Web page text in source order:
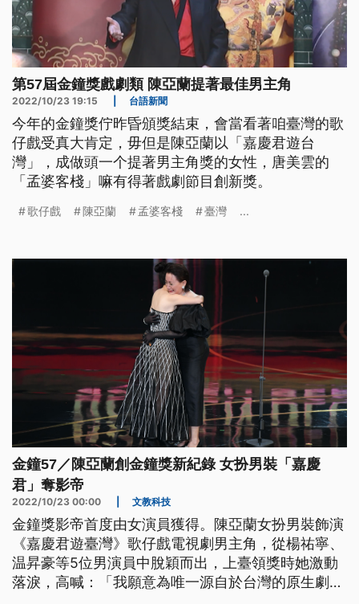
第57屆金鐘獎戲劇類 陳亞蘭提著最佳男主角
2022/10/23 19:15 台語新聞
今年的金鐘獎佇昨昏頒獎結束，會當看著咱臺灣的歌
仔戲受真大肯定，毋但是陳亞蘭以「嘉慶君遊台
灣」，成做頭一个提著男主角獎的女性，唐美雲的
「孟婆客棧」嘛有得著戲劇節目創新獎。
歌仔戲 陳亞蘭 孟婆客棧 臺灣 ...
金鐘57／陳亞蘭創金鐘獎新紀錄 女扮男裝「嘉慶
君」奪影帝
2022/10/23 00:00 文教科技
金鐘獎影帝首度由女演員獲得。陳亞蘭女扮男裝飾演
《嘉慶君遊臺灣》歌仔戲電視劇男主角，從楊祐寧、
温昇豪等5位男演員中脫穎而出，上臺領獎時她激動
落淚，高喊：「我願意為唯一源自於台灣的原生劇種